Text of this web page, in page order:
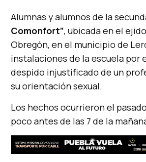
Alumnas y alumnos de la
Comonfort”, ubicada en el
Obregón, en el municipio de
instalaciones de la escuela por
despido injustificado de un
su orientación sexual.
Los hechos ocurrieron el
poco antes de las 7 de la